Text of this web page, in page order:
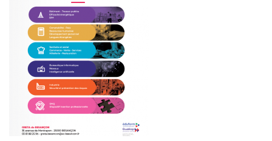
PROCHAINES FORMATIONS
LES FORMATIONS
LES FINANCEMENTS
LES DISPOSITIFS
ACTUALITÉS
CONTACT